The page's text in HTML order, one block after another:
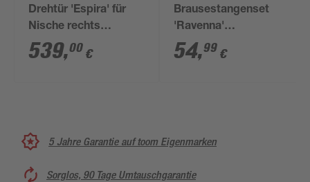
Drehtür 'Espira' für
Nische rechts
teilgerahmt Klarglas,
verchromt 90 x 195
539,00 €
Brausestangenset
'Ravenna'
verchromt/weiß, 3
Strahlarten
54,99 €
5 Jahre Garantie auf toom Eigenmarken
Sorglos, 90 Tage Umtauschgarantie